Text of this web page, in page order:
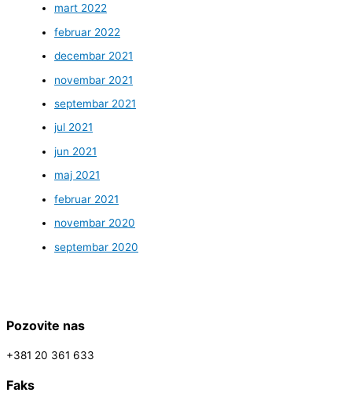
mart 2022
februar 2022
decembar 2021
novembar 2021
septembar 2021
jul 2021
jun 2021
maj 2021
februar 2021
novembar 2020
septembar 2020
Pozovite nas
+381 20 361 633
Faks